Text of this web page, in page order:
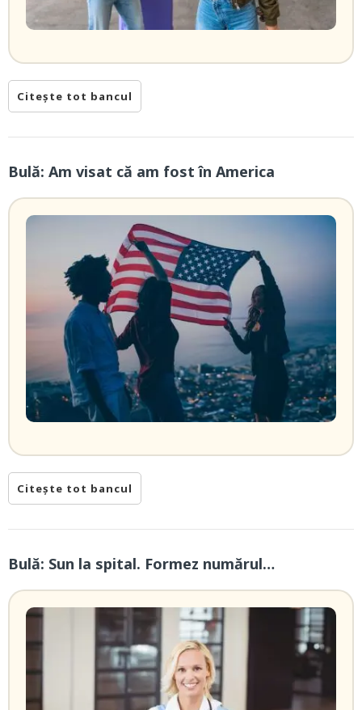
Citește tot bancul
Bulă: Am visat că am fost în America
Citește tot bancul
Bulă: Sun la spital. Formez numărul…